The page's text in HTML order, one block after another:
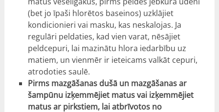
(bet jo īpaši hlorētos baseinos) uzklājiet
kondicionieri vai masku, kas neskalojas. Ja
regulāri peldaties, kad vien varat, nēsājiet
peldcepuri, lai mazinātu hlora iedarbību uz
matiem, un vienmēr ir ieteicams valkāt cepuri,
atrodoties saulē.
Pirms mazgāšanas dušā un mazgāšanas ar
šampūnu izķemmējiet matus vai izķemmējiet
matus ar pirkstiem, lai atbrīvotos no